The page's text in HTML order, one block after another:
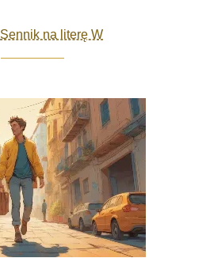
Sennik na literę W